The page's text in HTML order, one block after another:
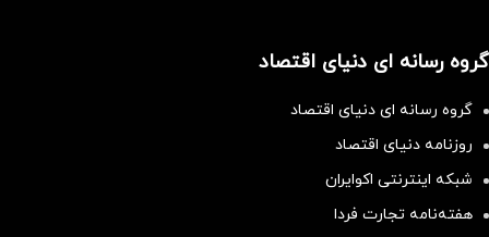
گروه رسانه ای دنیای اقتصاد
گروه رسانه ای دنیای اقتصاد
روزنامه دنیای اقتصاد
شبکه اینترنتی اکوایران
هفته‌نامه تجارت فردا